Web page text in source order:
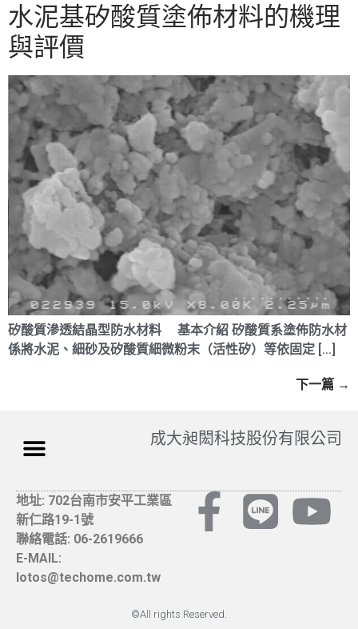
水泥基矽酸質塗佈材料的機理
與評價
矽酸質滲透結晶型防水材料 基本介紹 矽酸質系塗佈防水材
係將水泥、細砂及矽酸質細微粉末（活性矽）等依固定 […]
下一篇 →
成大昶閎科技股份有限公司
地址: 702台南市安平工業區
新仁路19-1號
聯絡電話: 06-2619666
E-MAIL:
lotos@techome.com.tw
©All rights Reserved.